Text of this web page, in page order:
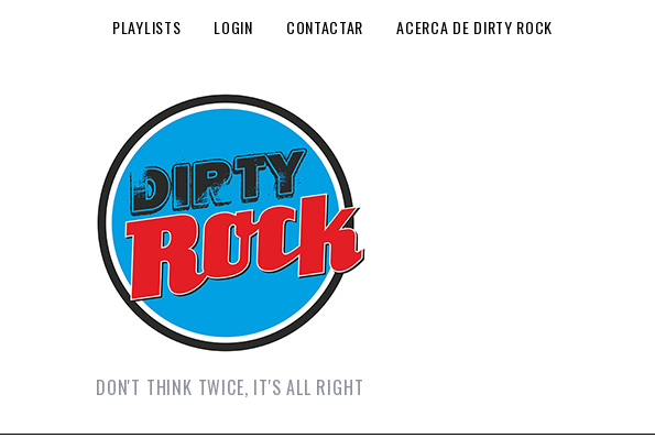
PLAYLISTS LOGIN CONTACTAR ACERCA DE DIRTY ROCK
DON'T THINK TWICE, IT'S ALL RIGHT